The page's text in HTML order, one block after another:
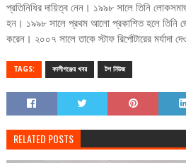
প্রতিনিধির দায়িত্ব নেন। ১৯৯৮ সালে তিনি লোকসমাজ
হন। ১৯৯৮ সালে প্রথম আলো প্রকাশিত হলে তিনি
করেন। ২০০৭ সালে তাকে স্টাফ রির্পোটারের মর্যাদা
TAGS: কালীগঞ্জের খবর টপ নিউজ
RELATED POSTS